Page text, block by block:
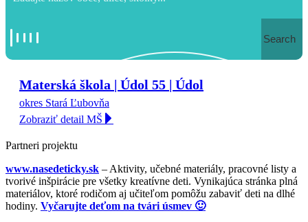
Search
Materská škola | Údol 55 | Údol
okres Stará Ľubovňa
Zobraziť detail MŠ
Partneri projektu
www.nasedeticky.sk – Aktivity, učebné materiály, pracovné listy a
tvorivé inšpirácie pre všetky kreatívne deti. Vynikajúca stránka plná
materiálov, ktoré rodičom aj učiteľom pomôžu zabaviť deti na dlhé
hodiny. Vyčarujte deťom na tvári úsmev 🙂